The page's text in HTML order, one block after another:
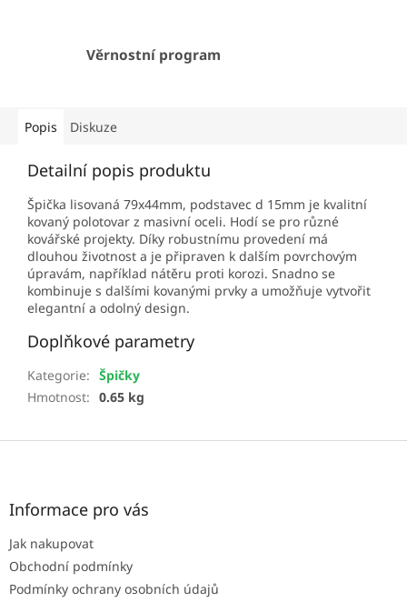
Věrnostní program
Popis Diskuze
Detailní popis produktu
Špička lisovaná 79x44mm, podstavec d 15mm je kvalitní
kovaný polotovar z masivní oceli. Hodí se pro různé
kovářské projekty. Díky robustnímu provedení má
dlouhou životnost a je připraven k dalším povrchovým
úpravám, například nátěru proti korozi. Snadno se
kombinuje s dalšími kovanými prvky a umožňuje vytvořit
elegantní a odolný design.
Doplňkové parametry
Kategorie: Špičky
Hmotnost: 0.65 kg
Z
Informace pro vás
Jak nakupovat
Obchodní podmínky
Podmínky ochrany osobních údajů